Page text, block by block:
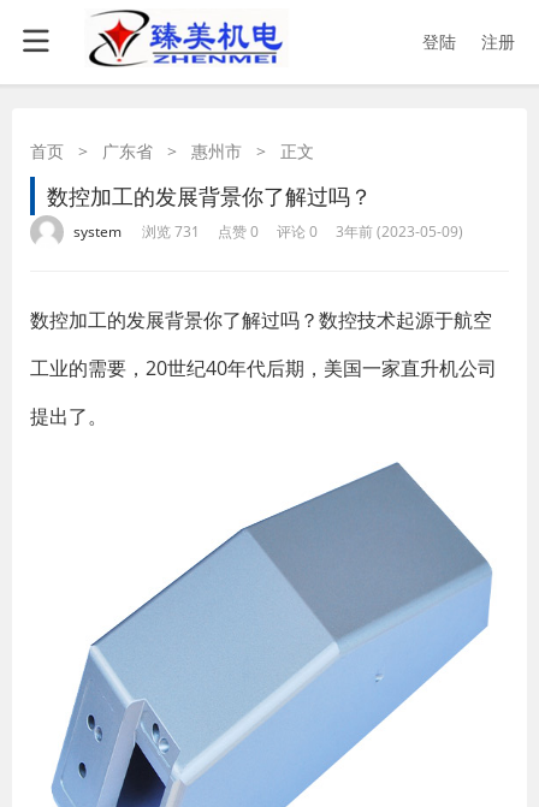
登陆 注册
首页 > 广东省 > 惠州市 > 正文
数控加工的发展背景你了解过吗？
system 浏览 731 点赞 0 评论 0 3年前 (2023-05-09)
​数控加工的发展背景你了解过吗？数控技术起源于航空
工业的需要，20世纪40年代后期，美国一家直升机公司
提出了。